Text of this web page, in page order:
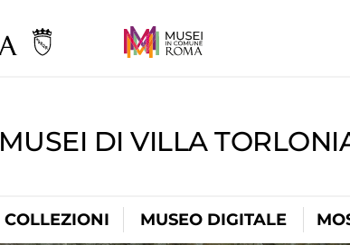
MUSEI DI VILLA
COLLEZIONI MUSEO DIGITALE